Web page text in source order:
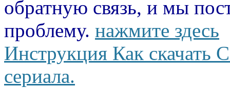
обратную связь, и мы
проблему. нажмите здесь
Инструкция Как скачать
сериала.